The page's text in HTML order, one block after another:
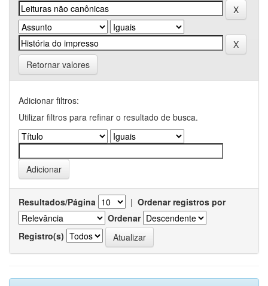
Retornar valores
Adicionar filtros:
Utilizar filtros para refinar o resultado de busca.
Resultados/Página | Ordenar registros por
Ordenar
Registro(s)